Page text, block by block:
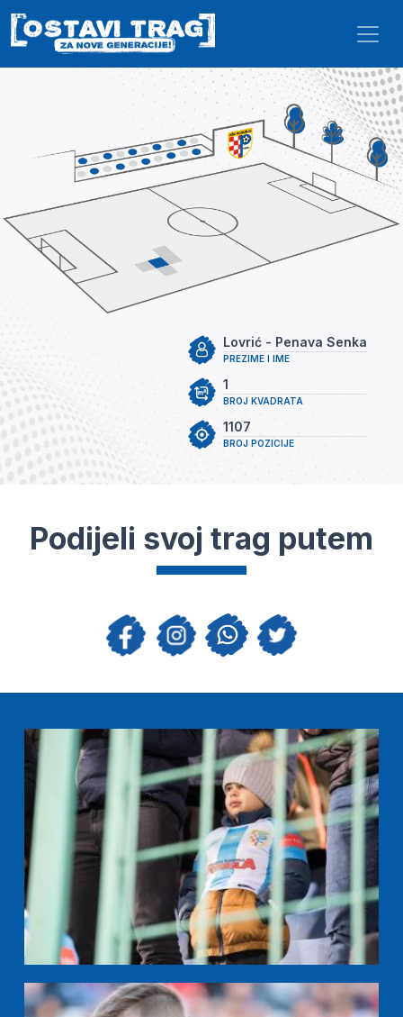
Skip to main content
PREZIME I IME
Lovrić - Penava Senka
BROJ KVADRATA
1
BROJ POZICIJE
1107
Podijeli svoj trag putem